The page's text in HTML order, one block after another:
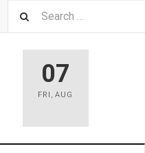
07
FRI ,AUG